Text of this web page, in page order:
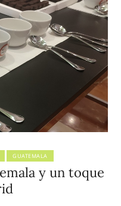
GUATEMALA
y un toque